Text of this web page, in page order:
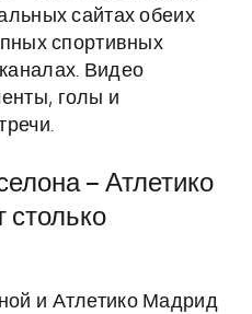
сайтах обеих
спортивных
Видео
голы и
– Атлетико
и Атлетико Мадрид